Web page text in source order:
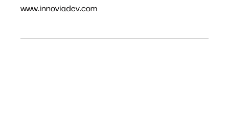
www.innoviadev.com